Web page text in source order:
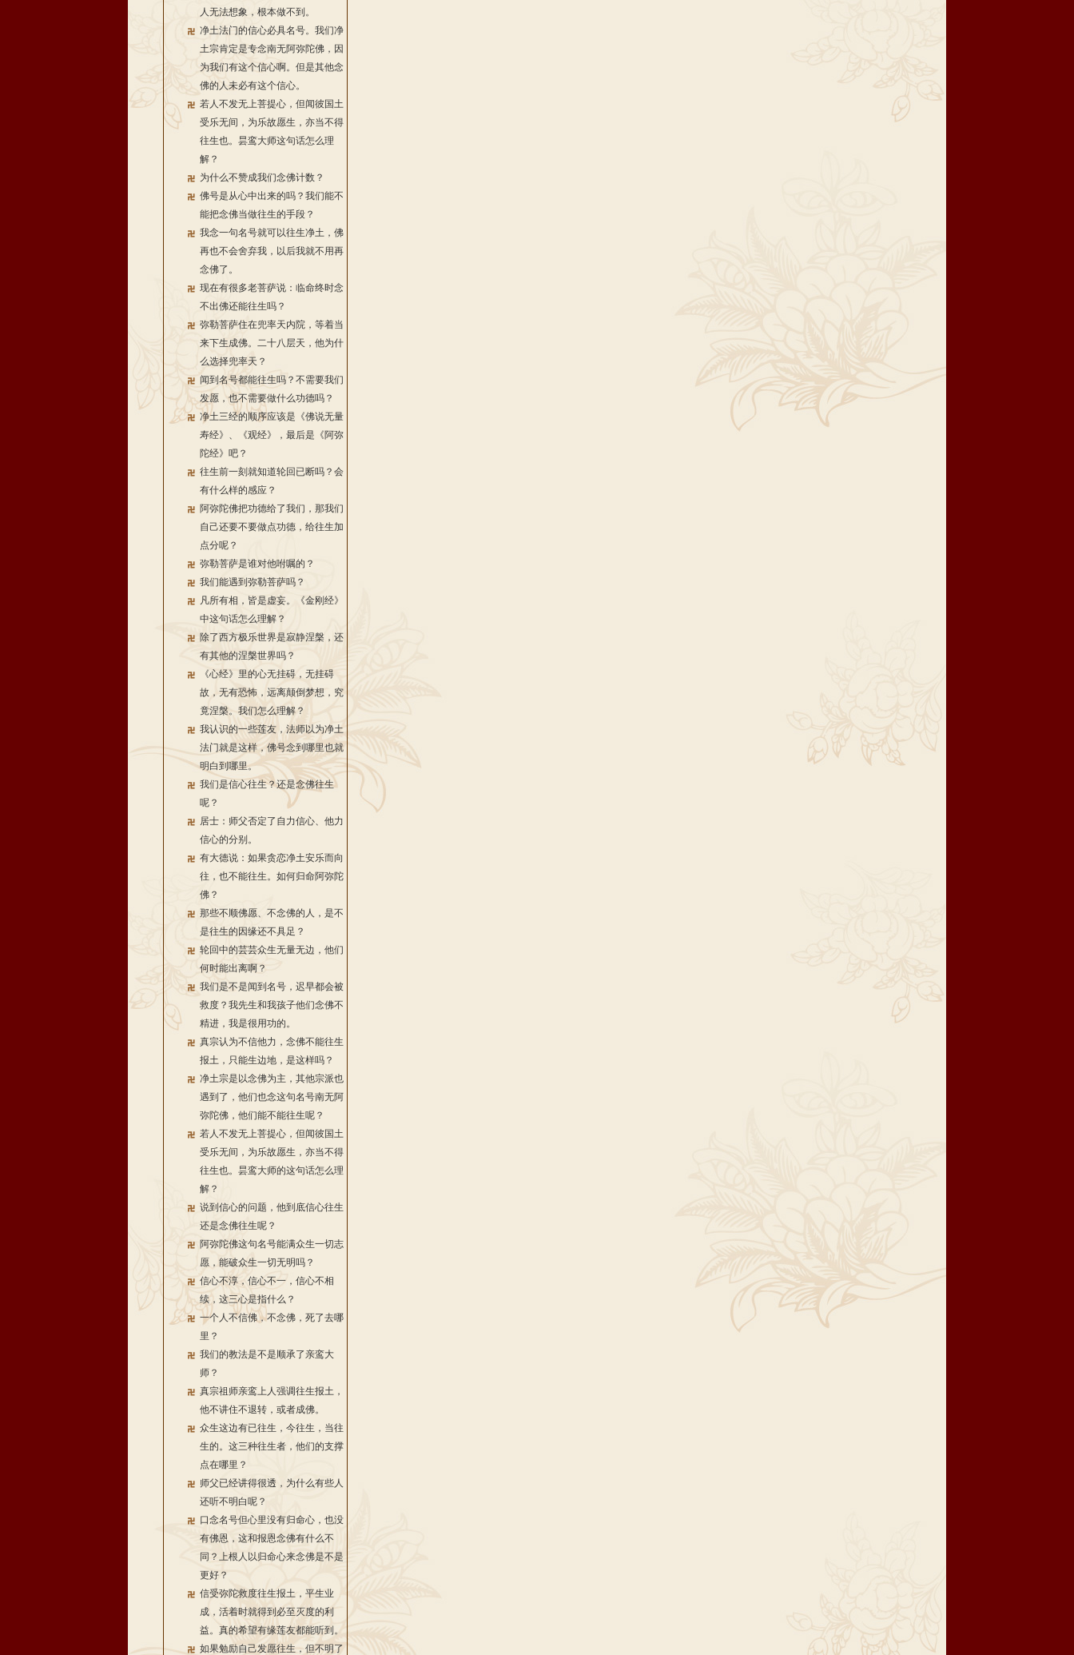
人无法想象，根本做不到。
净土法门的信心必具名号。我们净
土宗肯定是专念南无阿弥陀佛，因
为我们有这个信心啊。但是其他念
佛的人未必有这个信心。
若人不发无上菩提心，但闻彼国土
受乐无间，为乐故愿生，亦当不得
往生也。昙鸾大师这句话怎么理
解？
为什么不赞成我们念佛计数？
佛号是从心中出来的吗？我们能不
能把念佛当做往生的手段？
我念一句名号就可以往生净土，佛
再也不会舍弃我，以后我就不用再
念佛了。
现在有很多老菩萨说：临命终时念
不出佛还能往生吗？
弥勒菩萨住在兜率天内院，等着当
来下生成佛。二十八层天，他为什
么选择兜率天？
闻到名号都能往生吗？不需要我们
发愿，也不需要做什么功德吗？
净土三经的顺序应该是《佛说无量
寿经》、《观经》，最后是《阿弥
陀经》吧？
往生前一刻就知道轮回已断吗？会
有什么样的感应？
阿弥陀佛把功德给了我们，那我们
自己还要不要做点功德，给往生加
点分呢？
弥勒菩萨是谁对他咐嘱的？
我们能遇到弥勒菩萨吗？
凡所有相，皆是虚妄。《金刚经》
中这句话怎么理解？
除了西方极乐世界是寂静涅槃，还
有其他的涅槃世界吗？
《心经》里的心无挂碍，无挂碍
故，无有恐怖，远离颠倒梦想，究
竟涅槃。我们怎么理解？
我认识的一些莲友，法师以为净土
法门就是这样，佛号念到哪里也就
明白到哪里。
我们是信心往生？还是念佛往生
呢？
居士：师父否定了自力信心、他力
信心的分别。
有大德说：如果贪恋净土安乐而向
往，也不能往生。如何归命阿弥陀
佛？
那些不顺佛愿、不念佛的人，是不
是往生的因缘还不具足？
轮回中的芸芸众生无量无边，他们
何时能出离啊？
我们是不是闻到名号，迟早都会被
救度？我先生和我孩子他们念佛不
精进，我是很用功的。
真宗认为不信他力，念佛不能往生
报土，只能生边地，是这样吗？
净土宗是以念佛为主，其他宗派也
遇到了，他们也念这句名号南无阿
弥陀佛，他们能不能往生呢？
若人不发无上菩提心，但闻彼国土
受乐无间，为乐故愿生，亦当不得
往生也。昙鸾大师的这句话怎么理
解？
说到信心的问题，他到底信心往生
还是念佛往生呢？
阿弥陀佛这句名号能满众生一切志
愿，能破众生一切无明吗？
信心不淳，信心不一，信心不相
续，这三心是指什么？
一个人不信佛，不念佛，死了去哪
里？
我们的教法是不是顺承了亲鸾大
师？
真宗祖师亲鸾上人强调往生报土，
他不讲住不退转，或者成佛。
众生这边有已往生，今往生，当往
生的。这三种往生者，他们的支撑
点在哪里？
师父已经讲得很透，为什么有些人
还听不明白呢？
口念名号但心里没有归命心，也没
有佛恩，这和报恩念佛有什么不
同？上根人以归命心来念佛是不是
更好？
信受弥陀救度往生报土，平生业
成，活着时就得到必至灭度的利
益。真的希望有缘莲友都能听到。
如果勉励自己发愿往生，但不明了